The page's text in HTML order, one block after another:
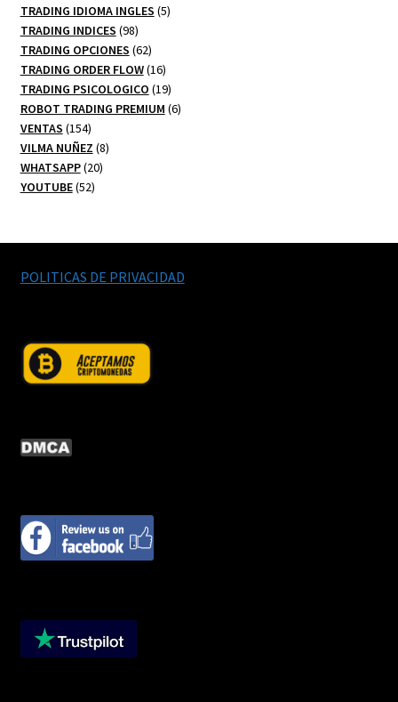
productos
TRADING IDIOMA INGLES 55
TRADING INDICES 9898
productos
TRADING OPCIONES 6262
productos
TRADING ORDER FLOW 1616
productos
TRADING PSICOLOGICO 1919
productos
ROBOT TRADING PREMIUM 66
VENTAS 154154
productos
VILMA NUÑEZ 88
WHATSAPP 2020
YOUTUBE 5252
POLITICAS DE PRIVACIDAD